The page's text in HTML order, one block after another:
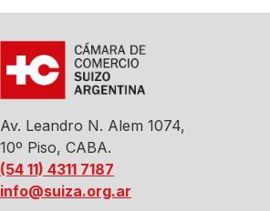
Av. Leandro N. Alem 1074,
10º Piso, CABA.
(54 11) 4311 7187
info@suiza.org.ar